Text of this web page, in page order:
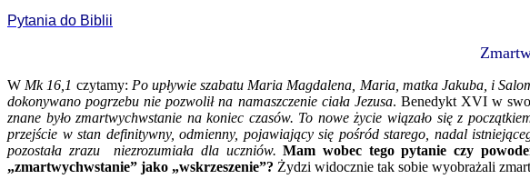
Pytania do Biblii
WMk 16,1 czytamy: Po upływie szabatu Maria Magdalena, Maria, matka Jakuba, i
dokonywano pogrzebu nie pozwolił na namaszczenie ciała Jezusa. Benedykt XVI w
znane było zmartwychwstanie na koniec czasów. To nowe życie wiązało się z
przejście w stan definitywny, odmienny, pojawiający się pośród starego, nadal
pozostała zrazu niezrozumiała dla uczniów.Mam wobec tego pytanie czy
„zmartwychwstanie” jako „wskrzeszenie”? Żydzi widocznie tak sobie wyobrażali